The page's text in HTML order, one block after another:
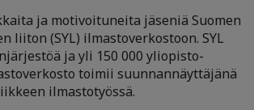
ja motivoituneita jäseniä Suomen
liiton (SYL) ilmastoverkostoon. SYL
ja yli 150 000 yliopisto-
toimii suunnannäyttäjänä
ilmastotyössä.